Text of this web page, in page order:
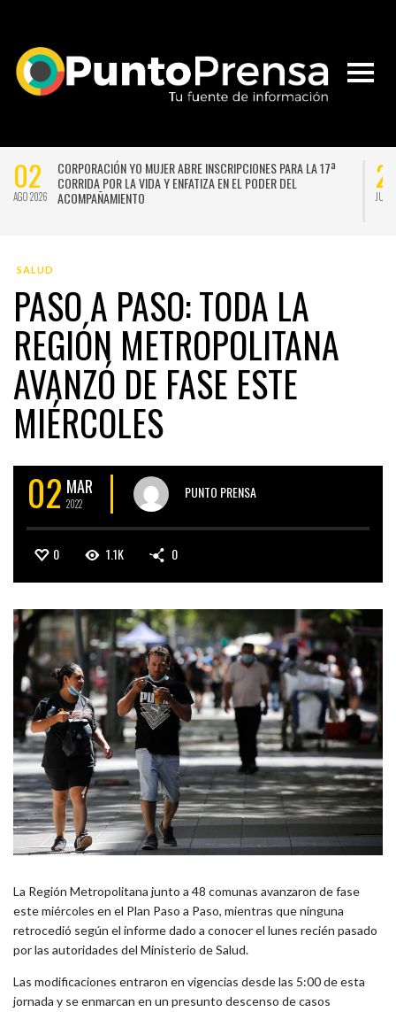
02
AGO 2026
CORPORACIÓN YO MUJER ABRE INSCRIPCIONES PARA LA 17ª
CORRIDA POR LA VIDA Y ENFATIZA EN EL PODER DEL
ACOMPAÑAMIENTO
JUL
SALUD
PASO A PASO: TODA LA
REGIÓN METROPOLITANA
AVANZÓ DE FASE ESTE
MIÉRCOLES
02 MAR
2022
PUNTO PRENSA
0 1.1K 0
La Región Metropolitana junto a 48 comunas avanzaron de fase
este miércoles en el Plan Paso a Paso, mientras que ninguna
retrocedió según el informe dado a conocer el lunes recién pasado
por las autoridades del Ministerio de Salud.
Las modificaciones entraron en vigencias desde las 5:00 de esta
jornada y se enmarcan en un presunto descenso de casos